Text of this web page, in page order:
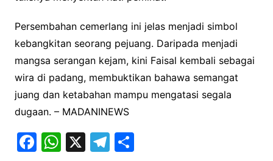
Persembahan cemerlang ini jelas menjadi simbol
kebangkitan seorang pejuang. Daripada menjadi
mangsa serangan kejam, kini Faisal kembali sebagai
wira di padang, membuktikan bahawa semangat
juang dan ketabahan mampu mengatasi segala
dugaan. – MADANINEWS
F W X T S